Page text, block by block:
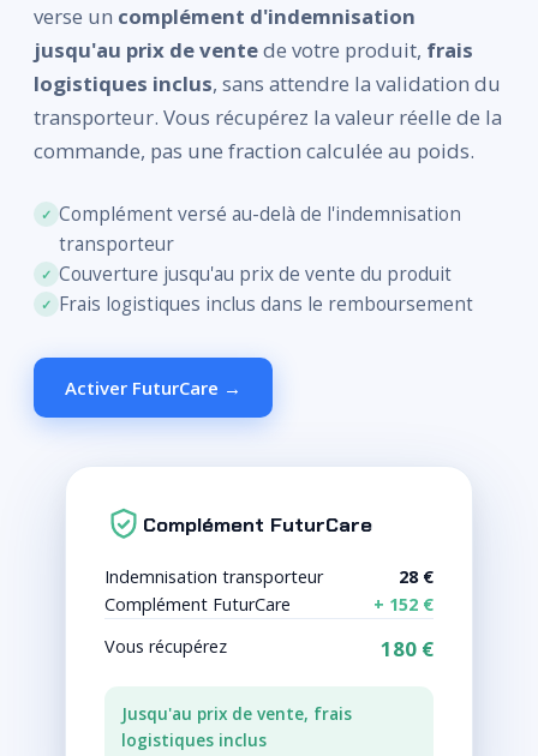
verse un complément d'indemnisation
jusqu'au prix de ventede votre produit, frais
logistiques inclus, sans attendre la validation du
transporteur. Vous récupérez la valeur réelle de la
commande, pas une fraction calculée au poids.
Complément versé au-delà de l'indemnisation
transporteur
Couverture jusqu'au prix de vente du produit
Frais logistiques inclus dans le remboursement
Activer FuturCare →
Complément FuturCare
Indemnisation transporteur
28 €
Complément FuturCare
+ 152 €
Vous récupérez
180 €
Jusqu'au prix de vente, frais
logistiques inclus